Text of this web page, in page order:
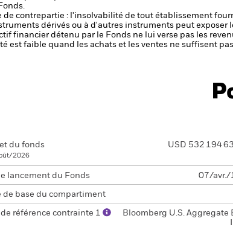
de contrepartie : l'insolvabilité de tout établissement
dérivés ou à d'autres instruments peut exposer
financier détenu par le Fonds ne lui verse pas les
est faible quand les achats et les ventes ne suffisent
du fonds
2026
USD 532 194
lancement du Fonds 07/avr./
de base du compartiment
de référence contrainte 1
Bloomberg U.S. Aggregate